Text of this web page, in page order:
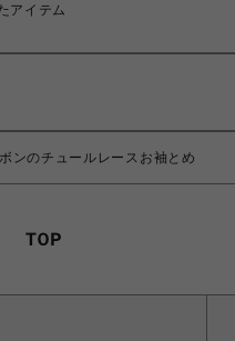
アイテム
ンのチュールレースお袖とめ